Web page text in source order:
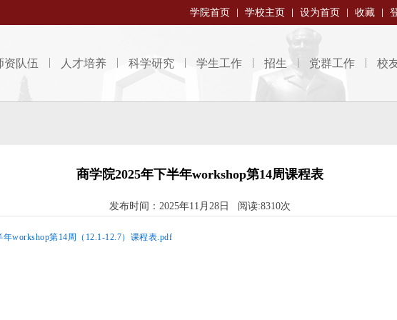
学院首页 学校主页 设为首页 收藏
资队伍 人才培养 科学研究 学生工作 招生 党群工作 校
商学院2025年下半年workshop第14周课程表
发布时间：2025年11月28日 阅读:8310次
年workshop第14周（12.1-12.7）课程表.pdf